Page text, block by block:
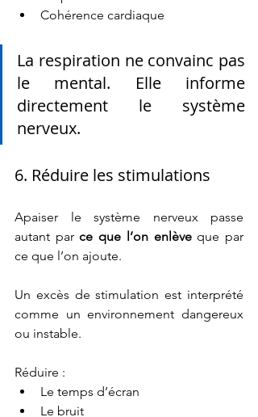
Cohérence cardiaque
La respiration ne convainc pas
le mental. Elle informe
directement le système
nerveux.
6. Réduire les stimulations
Apaiser le système nerveux passe
autant par ce que l’on enlève que par
ce que l’on ajoute.
Un excès de stimulation est interprété
comme un environnement dangereux
ou instable.
Réduire :
Le temps d’écran
Le bruit